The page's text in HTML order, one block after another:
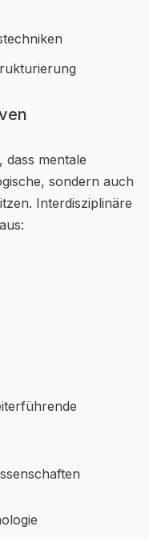
dass mentale
sondern auch
Interdisziplinäre